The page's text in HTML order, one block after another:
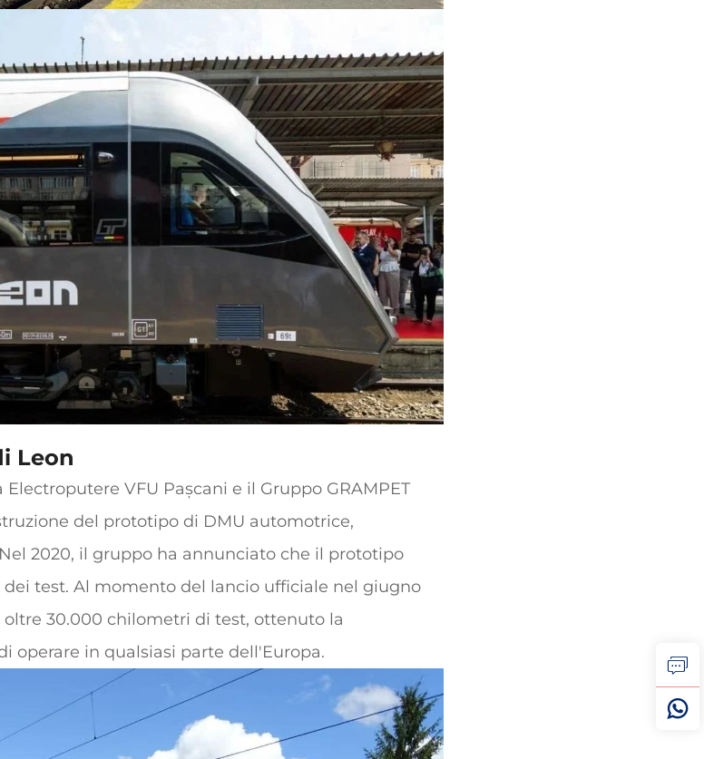
Leon
VFU Pașcani e il Gruppo GRAMPET
del prototipo di DMU automotrice,
2020, il gruppo ha annunciato che il prototipo
test. Al momento del lancio ufficiale nel giugno
30.000 chilometri di test, ottenuto la
operare in qualsiasi parte dell'Europa.